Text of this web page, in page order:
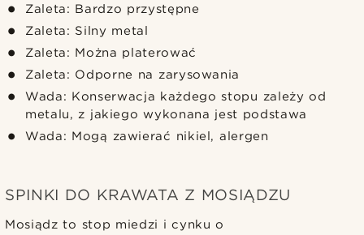
Zaleta: Bardzo przystępne
Zaleta: Silny metal
Zaleta: Można platerować
Zaleta: Odporne na zarysowania
Wada: Konserwacja każdego stopu zależy od
metalu, z jakiego wykonana jest podstawa
Wada: Mogą zawierać nikiel, alergen
SPINKI DO KRAWATA Z MOSIĄDZU
Mosiądz to stop miedzi i cynku o